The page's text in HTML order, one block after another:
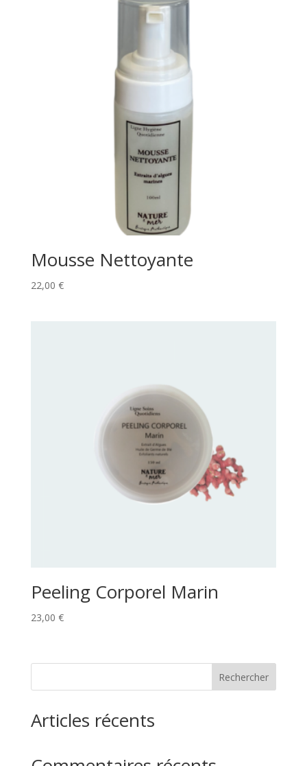
Mousse Nettoyante
22,00 €
Peeling Corporel Marin
23,00 €
Rechercher
Articles récents